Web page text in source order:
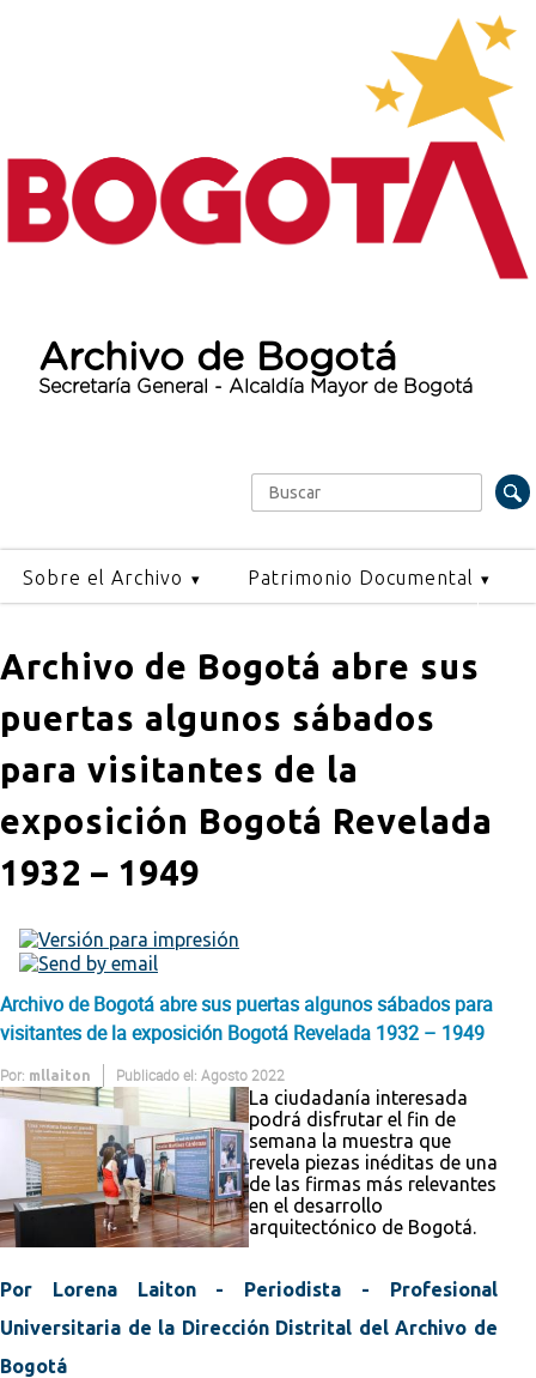
Archivo de Bogotá
Secretaría General - Alcaldía Mayor de Bogotá
Formulario de búsqueda
Buscar
Sobre el Archivo Patrimonio Documental
Archivo de Bogotá abre sus
puertas algunos sábados
para visitantes de la
exposición Bogotá Revelada
1932 – 1949
Archivo de Bogotá abre sus puertas algunos sábados para
visitantes de la exposición Bogotá Revelada 1932 – 1949
Por: mllaiton Publicado el: Agosto 2022
La ciudadanía interesada
podrá disfrutar el fin de
semana la muestra que
revela piezas inéditas de una
de las firmas más relevantes
en el desarrollo
arquitectónico de Bogotá.
Por Lorena Laiton - Periodista - Profesional
Universitaria de la Dirección Distrital del Archivo de
Bogotá